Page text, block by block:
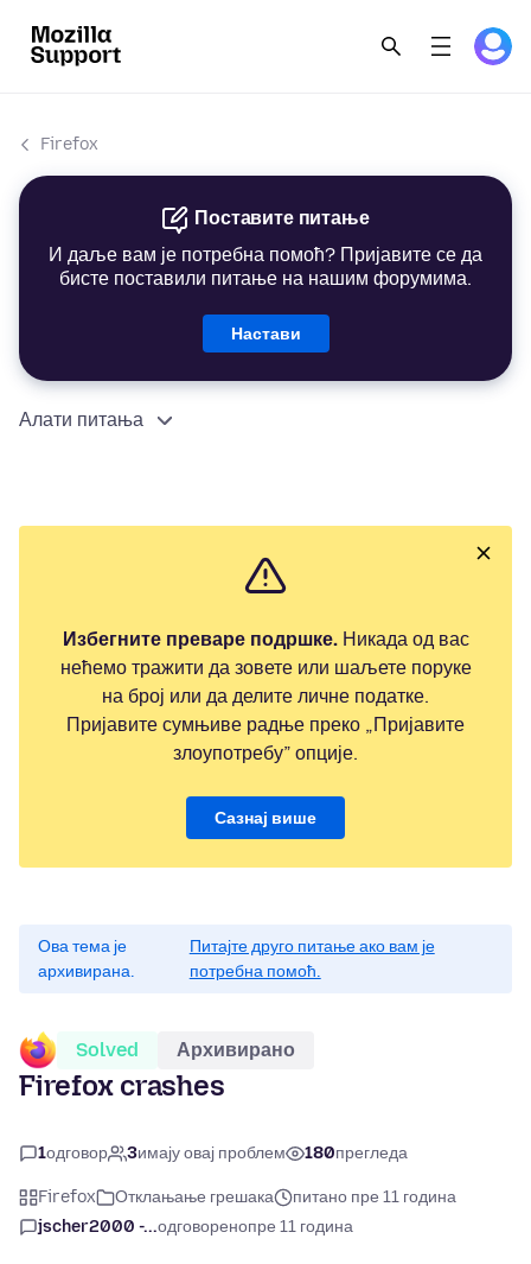
Firefox
Поставите питање
И даље вам је потребна помоћ? Пријавите се да
бисте поставили питање на нашим форумима.
Настави
Алати питања
Избегните преваре подршке.Никада од вас
нећемо тражити да зовете или шаљете поруке
на број или да делите личне податке.
Пријавите сумњиве радње преко „Пријавите
злоупотребу” опције.
Сазнај више
Ова тема је
архивирана.
Питајте друго питање ако вам је
потребна помоћ.
Solved Архивирано
Firefox crashes
1одговор 3имају овај проблем 180прегледа
Firefox Отклањање грешака
питано пре 11 година
jscher2000 -...одговоренопре 11 година